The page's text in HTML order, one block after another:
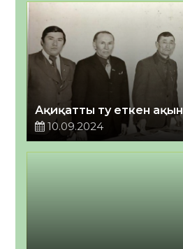
Ақиқатты ту еткен ақын
10.09.2024